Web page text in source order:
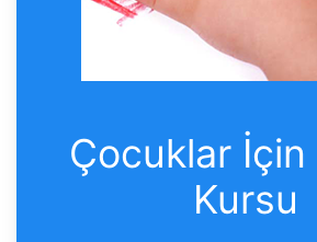
Çocuklar İçin
Kursu